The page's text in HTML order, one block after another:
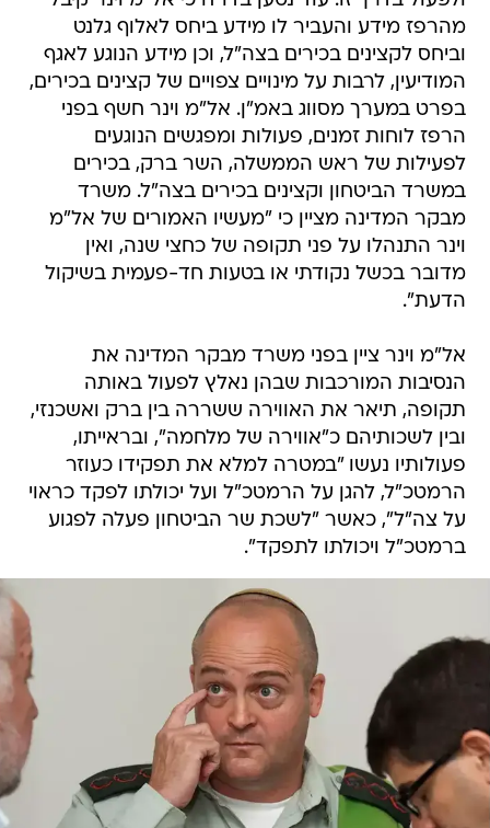
מהרפז מידע והעביר לו מידע ביחס לאלוף גלנט
וביחס לקצינים בכירים בצה"ל, וכן מידע הנוגע לאגף
המודיעין, לרבות על מינויים צפויים של קצינים בכירים,
בפרט במערך מסווג באמ"ן. אל"מ וינר חשף בפני
הרפז לוחות זמנים, פעולות ומפגשים הנוגעים
לפעילות של ראש הממשלה, השר ברק, בכירים
במשרד הביטחון וקצינים בכירים בצה"ל. משרד
מבקר המדינה מציין כי "מעשיו האמורים של אל"מ
וינר התנהלו על פני תקופה של כחצי שנה, ואין
מדובר בכשל נקודתי או בטעות חד-פעמית בשיקול
הדעת".
אל"מ וינר ציין בפני משרד מבקר המדינה את
הנסיבות המורכבות שבהן נאלץ לפעול באותה
תקופה, תיאר את האווירה ששררה בין ברק ואשכנזי,
ובין לשכותיהם כ"אווירה של מלחמה", ובראייתו,
פעולותיו נעשו "במטרה למלא את תפקידו כעוזר
הרמטכ"ל, להגן על הרמטכ"ל ועל יכולתו לפקד כראוי
על צה"ל", כאשר "לשכת שר הביטחון פעלה לפגוע
ברמטכ"ל ויכולתו לתפקד".